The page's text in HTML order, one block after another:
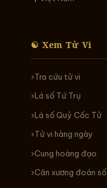
☯ Xem Tử Vi
Tra cứu tử vi
Lá số Tứ Trụ
Lá số Quỷ Cốc Tử
Tử vi hàng ngày
Cung hoàng đạo
Cân xương đoán số